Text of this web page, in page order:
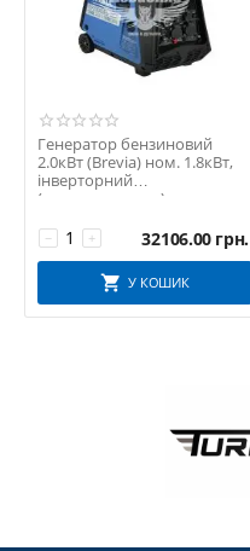
Генератор бензиновий
2.0кВт (Brevia) ном. 1.8кВт,
інверторний
(електростартер)
+
− 32106.00 грн.
У КОШИК